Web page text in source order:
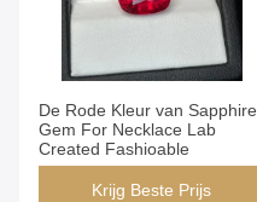
De Rode Kleur van Sapphire
Gem For Necklace Lab
Created Fashioable
Krijg Beste Prijs